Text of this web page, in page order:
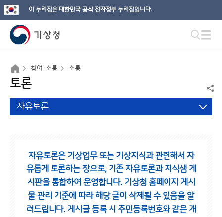
이 누리집은 대한민국 공식 전자정부 누리집입니다.
참여·소통 소통
토론
자유토론
자유토론은 기상업무 또는 기상지식과 관련해서 자
유롭게 토론하는 장으로, 기존 자유토론과 지식샘 게
시판을 통합하여 운영합니다. 기상청 홈페이지 게시
물 관리 기준에 따라 해당 글이 삭제될 수 있음을 알
려드립니다. 게시글 등록 시 주민등록번호와 같은 개